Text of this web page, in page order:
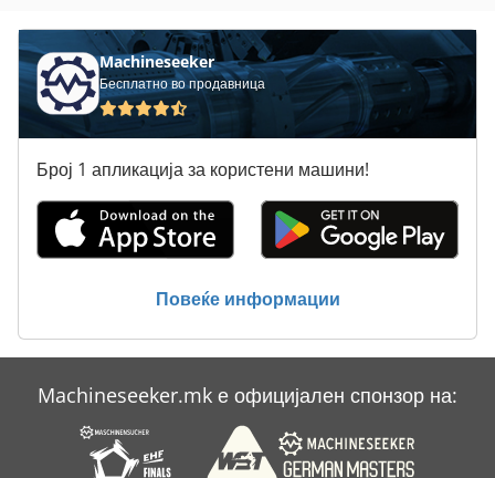
Тк Градите
Machineseeker
Бесплатно во продавница
Број 1 апликација за користени машини!
Повеќе информации
Machineseeker.mk е официјален спонзор на: